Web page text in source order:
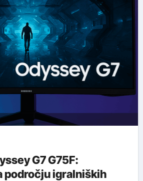
G7 G75F:
področju igralniških